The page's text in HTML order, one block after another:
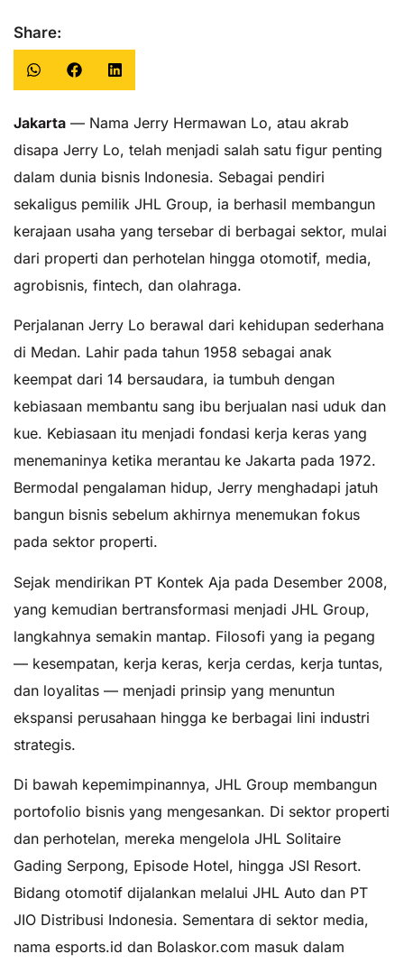
Share:
Jakarta — Nama Jerry Hermawan Lo, atau akrab
disapa Jerry Lo, telah menjadi salah satu figur penting
dalam dunia bisnis Indonesia. Sebagai pendiri
sekaligus pemilik JHL Group, ia berhasil membangun
kerajaan usaha yang tersebar di berbagai sektor, mulai
dari properti dan perhotelan hingga otomotif, media,
agrobisnis, fintech, dan olahraga.
Perjalanan Jerry Lo berawal dari kehidupan sederhana
di Medan. Lahir pada tahun 1958 sebagai anak
keempat dari 14 bersaudara, ia tumbuh dengan
kebiasaan membantu sang ibu berjualan nasi uduk dan
kue. Kebiasaan itu menjadi fondasi kerja keras yang
menemaninya ketika merantau ke Jakarta pada 1972.
Bermodal pengalaman hidup, Jerry menghadapi jatuh
bangun bisnis sebelum akhirnya menemukan fokus
pada sektor properti.
Sejak mendirikan PT Kontek Aja pada Desember 2008,
yang kemudian bertransformasi menjadi JHL Group,
langkahnya semakin mantap. Filosofi yang ia pegang
— kesempatan, kerja keras, kerja cerdas, kerja tuntas,
dan loyalitas — menjadi prinsip yang menuntun
ekspansi perusahaan hingga ke berbagai lini industri
strategis.
Di bawah kepemimpinannya, JHL Group membangun
portofolio bisnis yang mengesankan. Di sektor properti
dan perhotelan, mereka mengelola JHL Solitaire
Gading Serpong, Episode Hotel, hingga JSI Resort.
Bidang otomotif dijalankan melalui JHL Auto dan PT
JIO Distribusi Indonesia. Sementara di sektor media,
nama esports.id dan Bolaskor.com masuk dalam